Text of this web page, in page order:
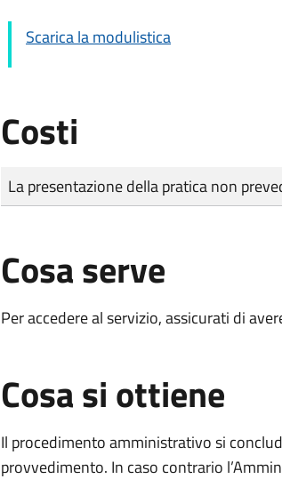
Scarica la modulistica
Costi
Tipo di pagamento
Importo
La presentazione della pratica non
Cosa serve
Per accedere al servizio, assicurati di
Cosa si ottiene
Il procedimento amministrativo si
provvedimento. In caso contrario